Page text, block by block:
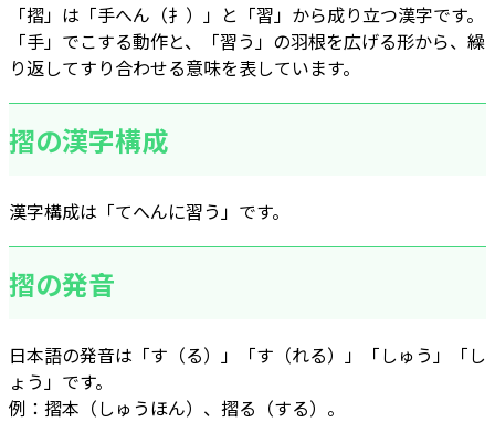
「摺」は「手へん（扌）」と「習」から成り立つ漢字です。
「手」でこする動作と、「習う」の羽根を広げる形から、繰
り返してすり合わせる意味を表しています。
摺の漢字構成
漢字構成は「てへんに習う」です。
摺の発音
日本語の発音は「す（る）」「す（れる）」「しゅう」「し
ょう」です。
例：摺本（しゅうほん）、摺る（する）。